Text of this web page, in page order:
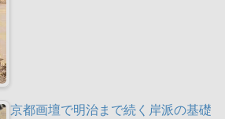
京都画壇で明治まで続く岸派の基礎